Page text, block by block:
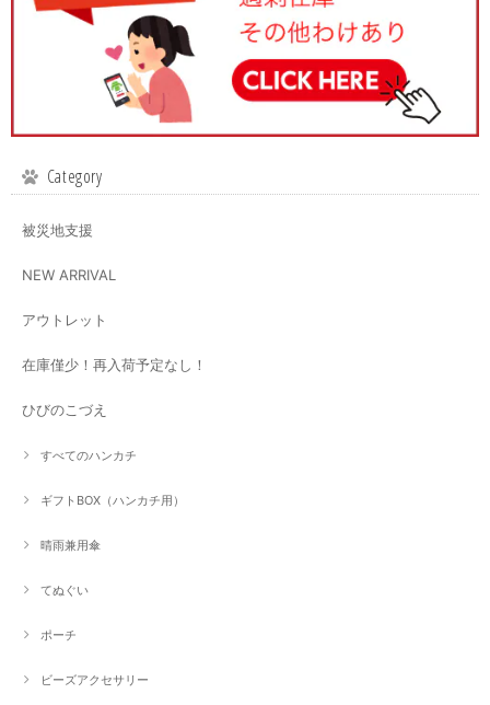
Category
被災地支援
NEW ARRIVAL
アウトレット
在庫僅少！再入荷予定なし！
ひびのこづえ
すべてのハンカチ
ギフトBOX（ハンカチ用）
晴雨兼用傘
てぬぐい
ポーチ
ビーズアクセサリー